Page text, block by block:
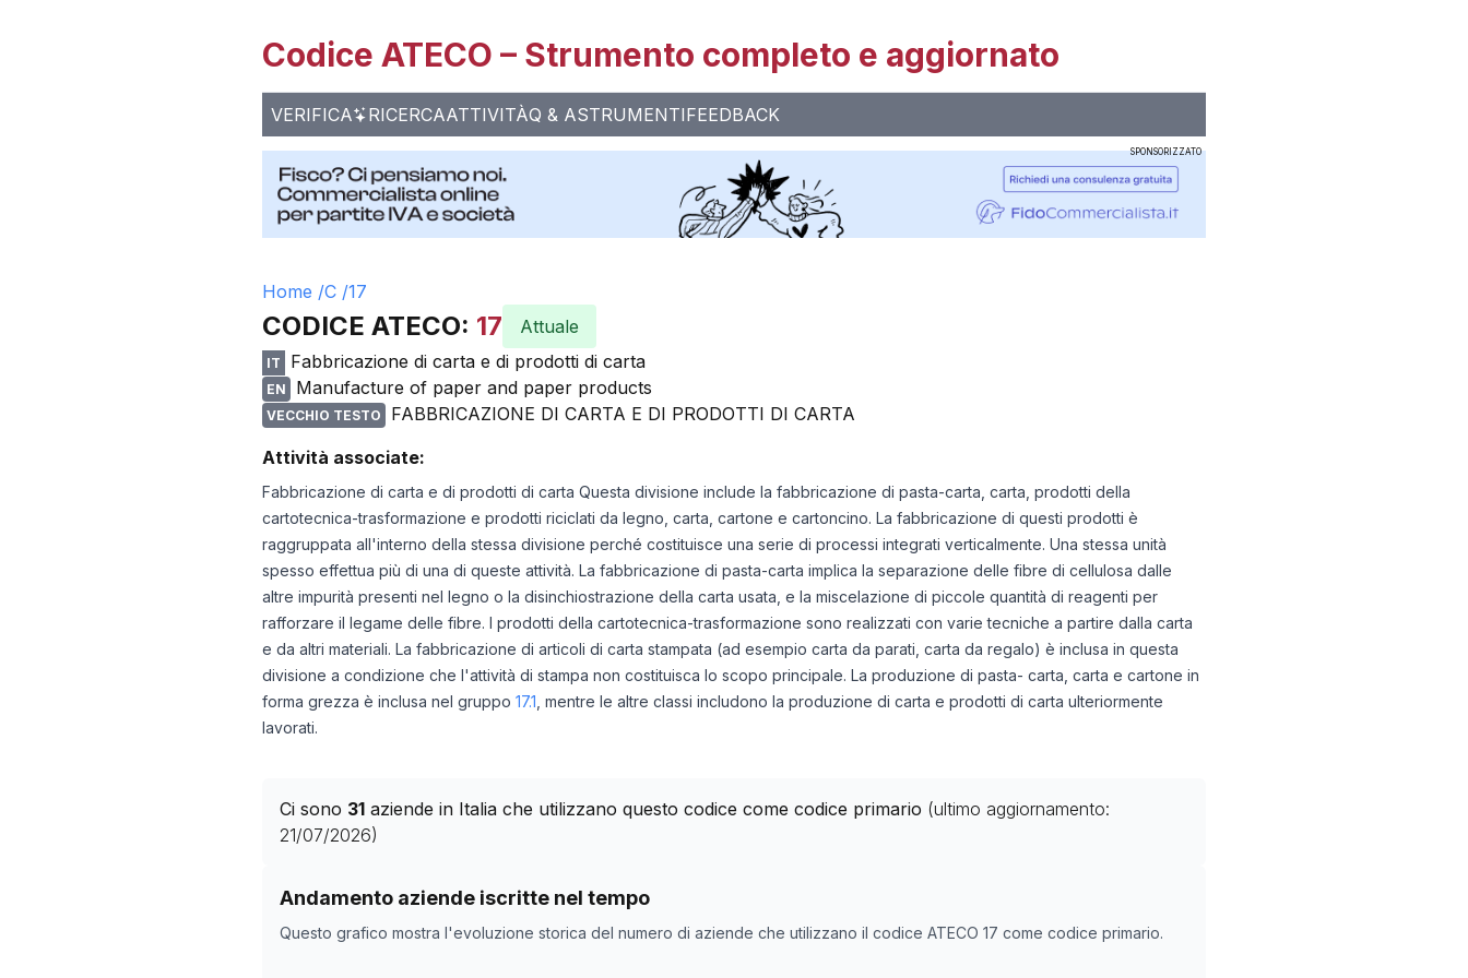
Codice ATECO – Strumento completo e aggiornato
VERIFICA RICERCAATTIVITÀQ & ASTRUMENTIFEEDBACK
SPONSORIZZATO
Home /C /17
CODICE ATECO: 17 Attuale
IT Fabbricazione di carta e di prodotti di carta
EN Manufacture of paper and paper products
VECCHIO TESTO
FABBRICAZIONE DI CARTA E DI PRODOTTI DI CARTA
Attività associate:
Fabbricazione di carta e di prodotti di carta Questa divisione include la fabbricazione di pasta-carta, carta, prodotti della
cartotecnica-trasformazione e prodotti riciclati da legno, carta, cartone e cartoncino. La fabbricazione di questi prodotti è
raggruppata all'interno della stessa divisione perché costituisce una serie di processi integrati verticalmente. Una stessa unità
spesso effettua più di una di queste attività. La fabbricazione di pasta-carta implica la separazione delle fibre di cellulosa dalle
altre impurità presenti nel legno o la disinchiostrazione della carta usata, e la miscelazione di piccole quantità di reagenti per
rafforzare il legame delle fibre. I prodotti della cartotecnica-trasformazione sono realizzati con varie tecniche a partire dalla carta
e da altri materiali. La fabbricazione di articoli di carta stampata (ad esempio carta da parati, carta da regalo) è inclusa in questa
divisione a condizione che l'attività di stampa non costituisca lo scopo principale. La produzione di pasta- carta, carta e cartone in
forma grezza è inclusa nel gruppo 17.1 , mentre le altre classi includono la produzione di carta e prodotti di carta ulteriormente
lavorati.
Ci sono 31 aziende in Italia che utilizzano questo codice come codice primario (ultimo aggiornamento:
21/07/2026)
Andamento aziende iscritte nel tempo
Questo grafico mostra l'evoluzione storica del numero di aziende che utilizzano il codice ATECO 17 come codice primario.
Storico numero di aziende con codice ATECO
Data rilevazione
Numero aziende